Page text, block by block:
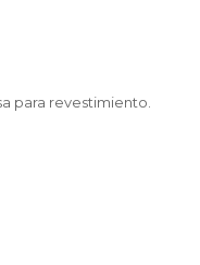
para revestimiento.